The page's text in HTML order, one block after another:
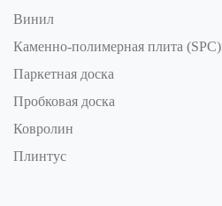
Винил
Каменно-полимерная плита (SPC)
Паркетная доска
Пробковая доска
Ковролин
Плинтус